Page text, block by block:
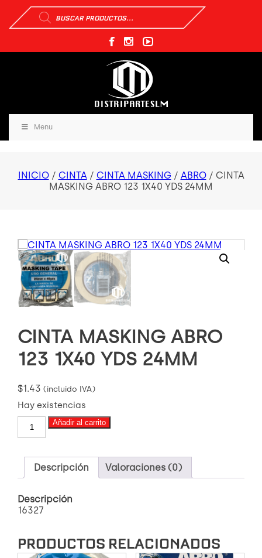
Búsqueda
de
productos
Menu
INICIO/ CINTA/ CINTA MASKING/ ABRO/ CINTA
MASKING ABRO 123 1X40 YDS 24MM
CINTA MASKING ABRO
123 1X40 YDS 24MM
$1.43 (incluido IVA)
Hay existencias
MASKING
123
1X40
YDS
cantidad
Añadir al carrito
Descripción Valoraciones (0)
Descripción
16327
PRODUCTOS RELACIONADOS